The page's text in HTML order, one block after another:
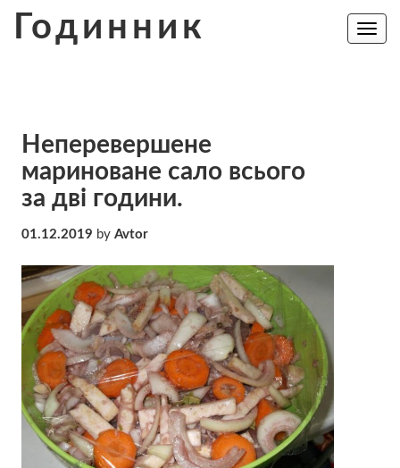
Годинник
Toggle
Неперевершене
мариноване сало всього
за дві години.
01.12.2019 by Avtor